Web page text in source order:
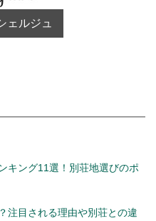
ェルジュ
キング11選！別荘地選びのポ
注目される理由や別荘との違